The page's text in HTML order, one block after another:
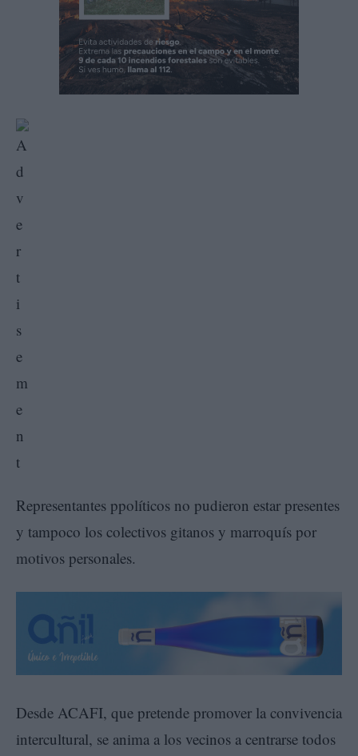
Representantes ppolíticos no pudieron estar presentes
y tampoco los colectivos gitanos y marroquís por
motivos personales.
Desde ACAFI, que pretende promover la convivencia
intercultural, se anima a los vecinos a centrarse todos